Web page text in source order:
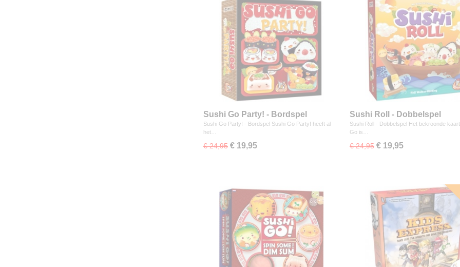
Sushi Go Party! - Bordspel
Sushi Go Party! - Bordspel Sushi Go Party! heeft al
het…
€ 24,95 € 19,95
Sushi Roll - Dobbelspel
Sushi Roll - Dobbelspel Het bekroonde
Go is…
€ 24,95 € 19,95